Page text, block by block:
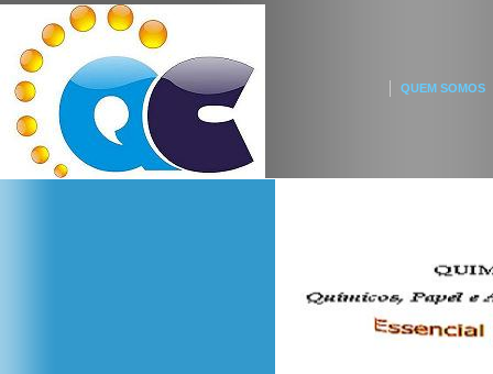
QUEM SOMOS